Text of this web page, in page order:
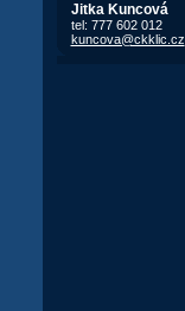
Jitka Kuncová
tel: 777 602 012
kuncova@ckklic.cz